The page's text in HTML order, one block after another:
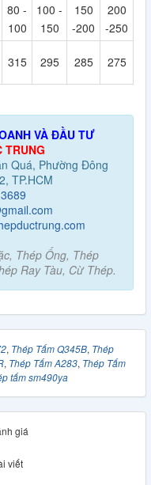
80 -
100
100 -
150
150
-200
200
-250
315 295 285 275
VÀ ĐẦU TƯ
TRUNG
Quá, Phường Đông
TP.HCM
Thép Ống, Thép
Ray Tàu, Cừ Thép.
, Thép Tấm Q345B, Thép
, Thép Tấm A283, Thép Tấm
tấm sm490ya
giá
viết